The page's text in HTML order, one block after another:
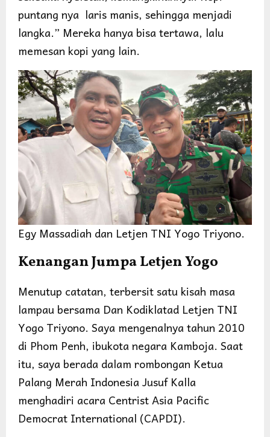
puntang nya laris manis, sehingga menjadi
langka.” Mereka hanya bisa tertawa, lalu
memesan kopi yang lain.
Egy Massadiah dan Letjen TNI Yogo Triyono.
Kenangan Jumpa Letjen Yogo
Menutup catatan, terbersit satu kisah masa
lampau bersama Dan Kodiklatad Letjen TNI
Yogo Triyono. Saya mengenalnya tahun 2010
di Phom Penh, ibukota negara Kamboja. Saat
itu, saya berada dalam rombongan Ketua
Palang Merah Indonesia Jusuf Kalla
menghadiri acara Centrist Asia Pacific
Democrat International (CAPDI).